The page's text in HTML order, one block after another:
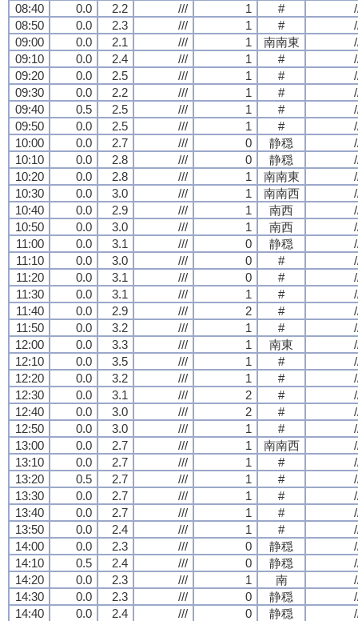
08:40
0.0 2.2 /// 1 #
08:50
0.0 2.3 /// 1 #
09:00
0.0 2.1 /// 1 南南東
09:10
0.0 2.4 /// 1 #
09:20
0.0 2.5 /// 1 #
09:30
0.0 2.2 /// 1 #
09:40
0.5 2.5 /// 1 #
09:50
0.0 2.5 /// 1 #
10:00
0.0 2.7 /// 0 静穏
10:10
0.0 2.8 /// 0 静穏
10:20
0.0 2.8 /// 1 南南東
10:30
0.0 3.0 /// 1 南南西
10:40
0.0 2.9 /// 1 南西
10:50
0.0 3.0 /// 1 南西
11:00
0.0 3.1 /// 0 静穏
11:10
0.0 3.0 /// 0 #
11:20
0.0 3.1 /// 0 #
11:30
0.0 3.1 /// 1 #
11:40
0.0 2.9 /// 2 #
11:50
0.0 3.2 /// 1 #
12:00
0.0 3.3 /// 1 南東
12:10
0.0 3.5 /// 1 #
12:20
0.0 3.2 /// 1 #
12:30
0.0 3.1 /// 2 #
12:40
0.0 3.0 /// 2 #
12:50
0.0 3.0 /// 1 #
13:00
0.0 2.7 /// 1 南南西
13:10
0.0 2.7 /// 1 #
13:20
0.5 2.7 /// 1 #
13:30
0.0 2.7 /// 1 #
13:40
0.0 2.7 /// 1 #
13:50
0.0 2.4 /// 1 #
14:00
0.0 2.3 /// 0 静穏
14:10
0.5 2.4 /// 0 静穏
14:20
0.0 2.3 /// 1 南
14:30
0.0 2.3 /// 0 静穏
14:40
0.0 2.4 /// 0 静穏